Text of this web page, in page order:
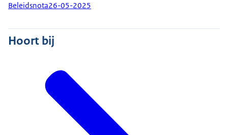
Beleidsnota26-05-2025
Hoort bij